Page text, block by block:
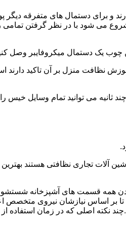
و برای دستمال های متفرقه دیگر
می شود با در نظر گرفتن تمامی
نظافت منزل بر آن تاکید دارند
ثانیه می توانید تمام وسایل
آلات تجاری نظافتی هستند
همه قسمت های آشپزخانه
تا بر اساس نیازشان نیروی
نکته اصلی که در زمان